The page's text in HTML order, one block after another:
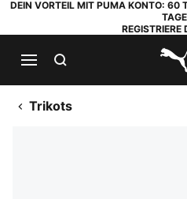
DEIN VORTEIL MIT PUMA KONTO: 60
Trikots